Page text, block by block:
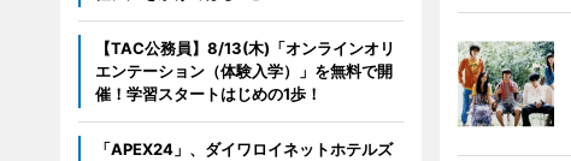
【TAC公務員】8/13(木)「オンラインオリ
エンテーション（体験入学）」を無料で開
催！学習スタートはじめの1歩！
「APEX24」、ダイワロイネットホテルズ